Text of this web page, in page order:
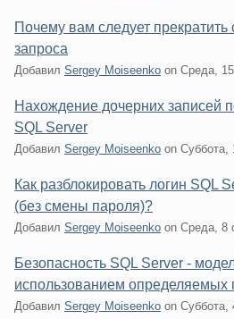
Почему вам следует прекратить
запроса
Добавил Sergey Moiseenko on Среда,
Нахождение дочерних записей
SQL Server
Добавил Sergey Moiseenko on Суббота,
Как разблокировать логин SQL
(без смены пароля)?
Добавил Sergey Moiseenko on Среда, 8
Безопасность SQL Server -
использованием определяемых
Добавил Sergey Moiseenko on Суббота,